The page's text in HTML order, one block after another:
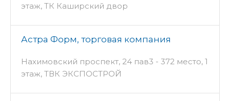
этаж, ТК Каширский двор
Астра Форм, торговая компания
Нахимовский проспект, 24 пав3 - 372 место, 1
этаж, ТВК ЭКСПОСТРОЙ